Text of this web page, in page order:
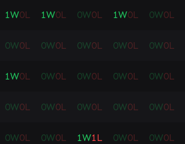
1W0L 1W0L 0W0L 1W0L 0W0L
0W0L 0W0L 0W0L 0W0L 0W0L
1W0L 0W0L 0W0L 0W0L 0W0L
0W0L 0W0L 0W0L 0W0L 0W0L
0W0L 0W0L 1W1L 0W0L 0W0L